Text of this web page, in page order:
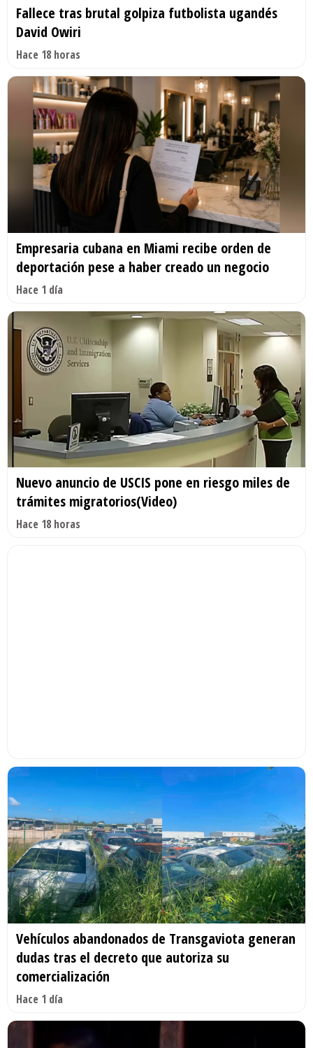
Fallece tras brutal golpiza futbolista ugandés
David Owiri
Hace 18 horas
Empresaria cubana en Miami recibe orden de
deportación pese a haber creado un negocio
Hace 1 día
Nuevo anuncio de USCIS pone en riesgo miles de
trámites migratorios(Video)
Hace 18 horas
Vehículos abandonados de Transgaviota generan
dudas tras el decreto que autoriza su
comercialización
Hace 1 día